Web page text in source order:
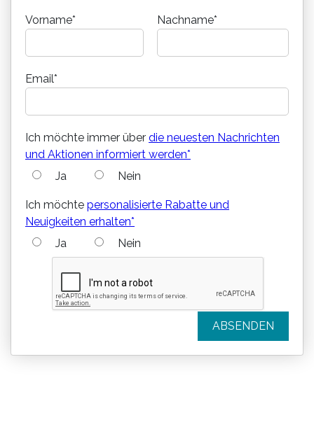
Vorname* Nachname*
Email*
Ich möchte immer über die neuesten Nachrichten
und Aktionen informiert werden*
Ja
Nein
Ich möchte personalisierte Rabatte und
Neuigkeiten erhalten*
Ja
Nein